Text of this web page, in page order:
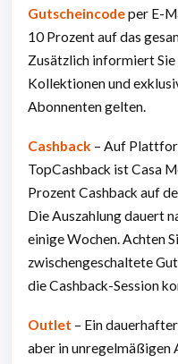
Gutscheincodeper E-
10 Prozent auf das
Zusätzlich informiert
Kollektionen und
Abonnenten gelten.
Cashback – Auf
TopCashback ist Casa
Prozent Cashback auf
Die Auszahlung dauert
einige Wochen. Achten
zwischengeschaltete
die Cashback-Session
Outlet – Ein
aber in unregelmäßigen